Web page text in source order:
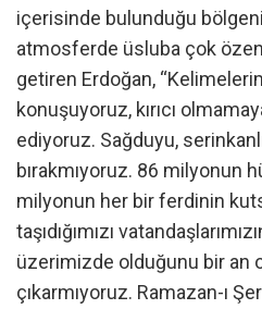
içerisinde bulunduğu
atmosferde üsluba çok
getiren Erdoğan,
konuşuyoruz, kırıcı
ediyoruz. Sağduyu,
bırakmıyoruz. 86 milyonun
milyonun her bir ferdinin
taşıdığımızı
üzerimizde olduğunu bir an
çıkarmıyoruz. Ramazan-ı